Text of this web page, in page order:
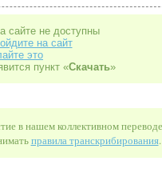
сайте не доступны
на сайт
это
пункт «Скачать»
в нашем коллективном переводе
правила транскрибирования.